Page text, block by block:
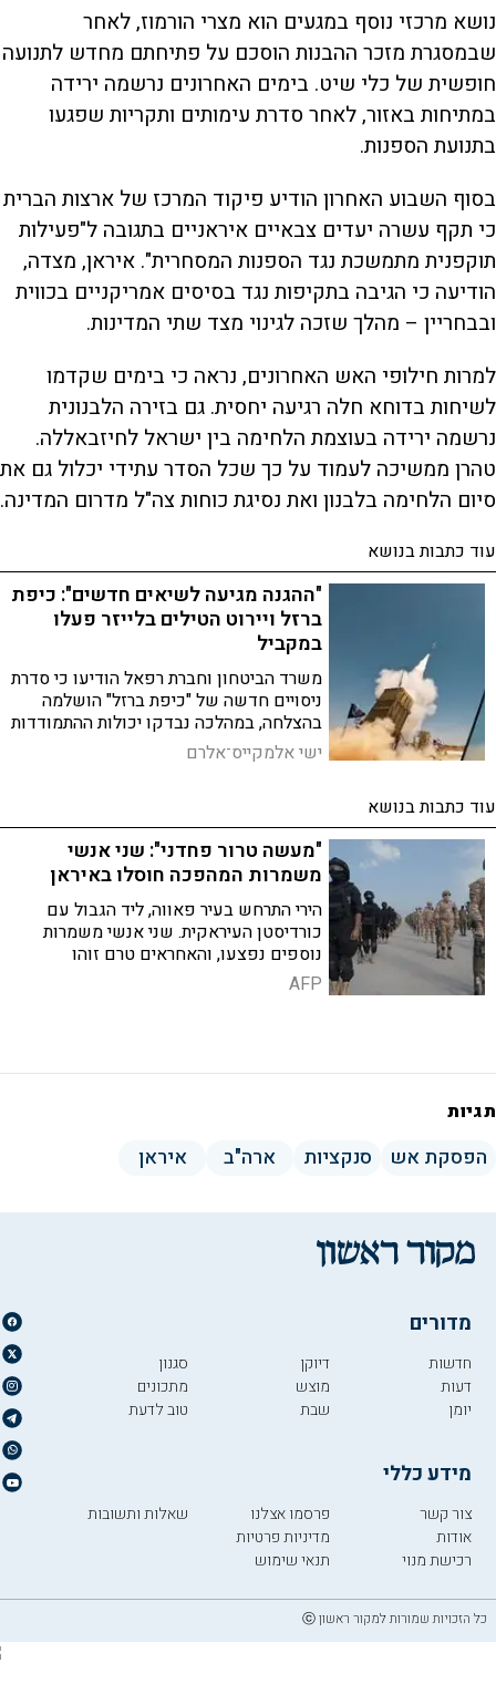
נושא מרכזי נוסף במגעים הוא מצרי הורמוז, לאחר
שבמסגרת מזכר ההבנות הוסכם על פתיחתם מחדש לתנועה
חופשית של כלי שיט. בימים האחרונים נרשמה ירידה
במתיחות באזור, לאחר סדרת עימותים ותקריות שפגעו
בתנועת הספנות.
בסוף השבוע האחרון הודיע פיקוד המרכז של ארצות הברית
כי תקף עשרה יעדים צבאיים איראניים בתגובה ל"פעילות
תוקפנית מתמשכת נגד הספנות המסחרית". איראן, מצדה,
הודיעה כי הגיבה בתקיפות נגד בסיסים אמריקניים בכווית
ובבחריין – מהלך שזכה לגינוי מצד שתי המדינות.
למרות חילופי האש האחרונים, נראה כי בימים שקדמו
לשיחות בדוחא חלה רגיעה יחסית. גם בזירה הלבנונית
נרשמה ירידה בעוצמת הלחימה בין ישראל לחיזבאללה.
טהרן ממשיכה לעמוד על כך שכל הסדר עתידי יכלול גם את
סיום הלחימה בלבנון ואת נסיגת כוחות צה"ל מדרום המדינה.
עוד כתבות בנושא
"ההגנה מגיעה לשיאים חדשים": כיפת
ברזל ויירוט הטילים בלייזר פעלו
במקביל
משרד הביטחון וחברת רפאל הודיעו כי סדרת
ניסויים חדשה של "כיפת ברזל" הושלמה
בהצלחה, במהלכה נבדקו יכולות ההתמודדות
מול "מגוון תרחישי תקיפה": "קצב ייצור
המיירטים הואץ כדי להיות מוכנים לכל
ישי אלמקייס־אלרם
עוד כתבות בנושא
"מעשה טרור פחדני": שני אנשי
משמרות המהפכה חוסלו באיראן
הירי התרחש בעיר פאווה, ליד הגבול עם
כורדיסטן העיראקית. שני אנשי משמרות
נוספים נפצעו, והאחראים טרם זוהו
AFP
תגיות
הפסקת אש סנקציות ארה"ב איראן
מדורים
חדשות
דעות
יומן
דיוקן
מוצש
שבת
סגנון
מתכונים
טוב לדעת
מידע כללי
צור קשר
אודות
רכישת מנוי
פרסמו אצלנו
מדיניות פרטיות
תנאי שימוש
שאלות ותשובות
כל הזכויות שמורות למקור ראשון ⓒ